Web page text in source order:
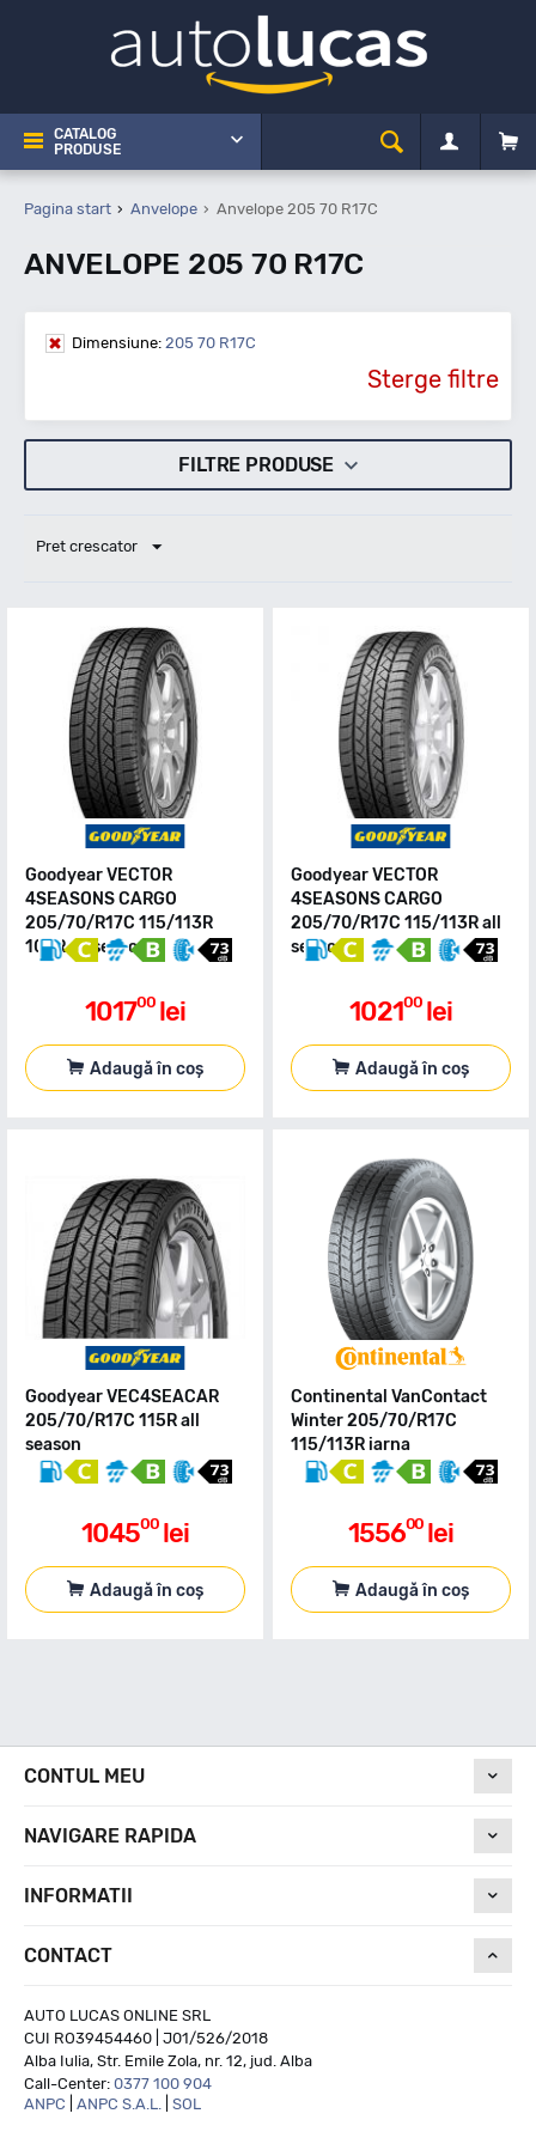
CATALOG
PRODUSE
Pagina start Anvelope Anvelope 205 70 R17C
ANVELOPE 205 70 R17C
Dimensiune: 205 70 R17C
Sterge filtre
FILTRE PRODUSE
Pret crescator
Goodyear VECTOR
4SEASONS CARGO
205/70/R17C 115/113R
10PR all season
101700 lei
Adaugă în coș
Goodyear VECTOR
4SEASONS CARGO
205/70/R17C 115/113R all
season
102100 lei
Adaugă în coș
Goodyear VEC4SEACAR
205/70/R17C 115R all
season
104500 lei
Adaugă în coș
Continental VanContact
Winter 205/70/R17C
115/113R iarna
155600 lei
Adaugă în coș
CONTUL MEU
NAVIGARE RAPIDA
INFORMATII
CONTACT
AUTO LUCAS ONLINE SRL
CUI RO39454460 | J01/526/2018
Alba Iulia, Str. Emile Zola, nr. 12, jud. Alba
Call-Center: 0377 100 904
ANPC
ANPC S.A.L. SOL